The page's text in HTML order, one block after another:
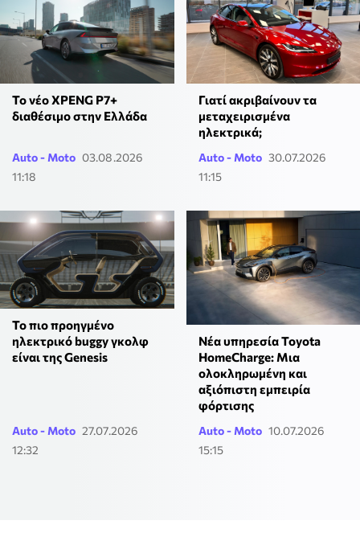
Το νέο XPENG P7+
διαθέσιμο στην Ελλάδα
Auto - Moto 03.08.2026
11:18
Γιατί ακριβαίνουν τα
μεταχειρισμένα
ηλεκτρικά;
Auto - Moto 30.07.2026
11:15
Το πιο προηγμένο
ηλεκτρικό buggy γκολφ
είναι της Genesis
Auto - Moto 27.07.2026
12:32
Νέα υπηρεσία Toyota
HomeCharge: Μια
ολοκληρωμένη και
αξιόπιστη εμπειρία
φόρτισης
Auto - Moto 10.07.2026
15:15